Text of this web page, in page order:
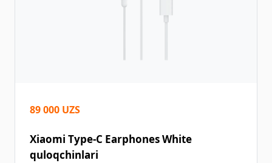
89 000 UZS
Xiaomi Type-C Earphones White
quloqchinlari